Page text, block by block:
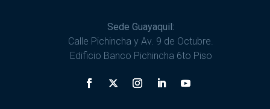
Sede Guayaquil:
Calle Pichincha y Av. 9 de Octubre.
Edificio Banco Pichincha 6to Piso